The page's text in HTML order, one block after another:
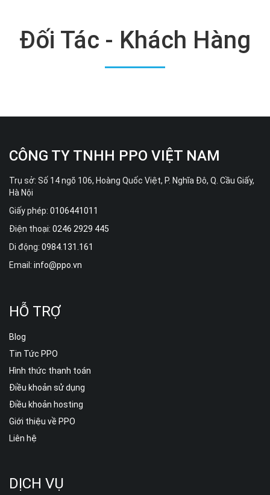
Đối Tác - Khách Hàng
CÔNG TY TNHH PPO VIỆT NAM
Trụ sở: Số 14 ngõ 106, Hoàng Quốc Việt, P. Nghĩa Đô, Q. Cầu Giấy,
Hà Nội
Giấy phép: 0106441011
Điện thoại: 0246 2929 445
Di động: 0984.131.161
Email: info@ppo.vn
HỖ TRỢ
Blog
Tin Tức PPO
Hình thức thanh toán
Điều khoản sử dụng
Điều khoản hosting
Giới thiệu về PPO
Liên hệ
DỊCH VỤ